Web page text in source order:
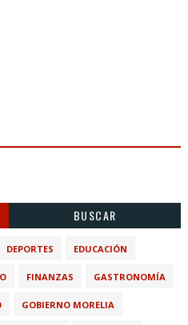
BUSCAR
DEPORTES EDUCACIÓN
FINANZAS GASTRONOMÍA
GOBIERNO MORELIA